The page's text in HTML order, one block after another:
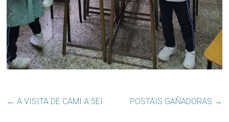
← A VISITA DE CAMI A 5EI POSTAIS GAÑADORAS →